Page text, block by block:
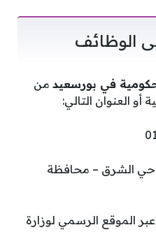
الوظائف
في بورسعيد من
أو العنوان التالي:
– حي الشرق – محافظة
الموقع الرسمي لوزارة